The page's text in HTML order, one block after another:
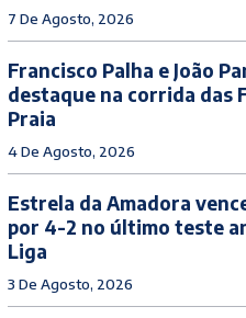
7 De Agosto, 2026
Francisco Palha e João
destaque na corrida das
Praia
4 De Agosto, 2026
Estrela da Amadora
por 4-2 no último teste
Liga
3 De Agosto, 2026